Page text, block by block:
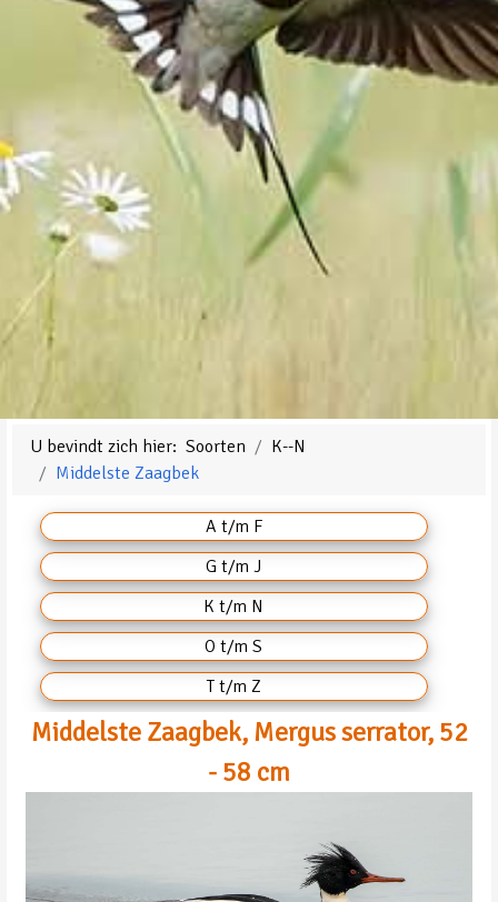
U bevindt zich hier:Soorten
K--N
Middelste Zaagbek
A t/m F
G t/m J
K t/m N
O t/m S
T t/m Z
Middelste Zaagbek, Mergus serrator, 52
- 58 cm